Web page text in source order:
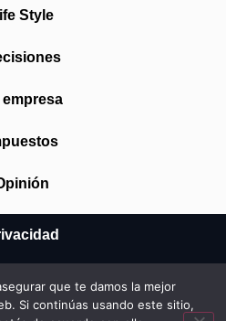
Style
empresa
que te damos la mejor
Si continúas usando este sitio,